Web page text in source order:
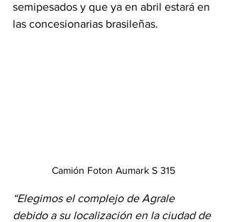
semipesados y que ya en abril estará en
las concesionarias brasileñas.
Camión Foton Aumark S 315
“Elegimos el complejo de Agrale
debido a su localización en la ciudad de